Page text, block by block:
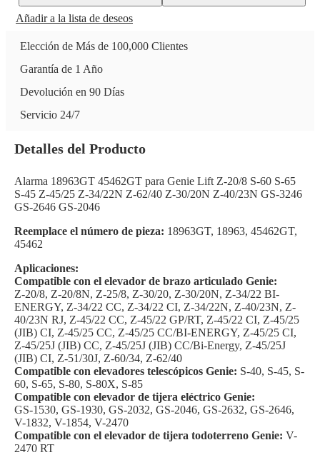
Añadir a la lista de deseos
Elección de Más de 100,000 Clientes
Garantía de 1 Año
Devolución en 90 Días
Servicio 24/7
Detalles del Producto
Alarma 18963GT 45462GT para Genie Lift Z-20/8 S-60 S-65
S-45 Z-45/25 Z-34/22N Z-62/40 Z-30/20N Z-40/23N GS-3246
GS-2646 GS-2046
Reemplace el número de pieza: 18963GT, 18963, 45462GT,
45462
Aplicaciones:
Compatible con el elevador de brazo articulado Genie:
Z-20/8, Z-20/8N, Z-25/8, Z-30/20, Z-30/20N, Z-34/22 BI-
ENERGY, Z-34/22 CC, Z-34/22 CI, Z-34/22N, Z-40/23N, Z-
40/23N RJ, Z-45/22 CC, Z-45/22 GP/RT, Z-45/22 CI, Z-45/25
(JIB) CI, Z-45/25 CC, Z-45/25 CC/BI-ENERGY, Z-45/25 CI,
Z-45/25J (JIB) CC, Z-45/25J (JIB) CC/Bi-Energy, Z-45/25J
(JIB) CI, Z-51/30J, Z-60/34, Z-62/40
Compatible con elevadores telescópicos Genie: S-40, S-45, S-
60, S-65, S-80, S-80X, S-85
Compatible con elevador de tijera eléctrico Genie:
GS-1530, GS-1930, GS-2032, GS-2046, GS-2632, GS-2646,
V-1832, V-1854, V-2470
Compatible con el elevador de tijera todoterreno Genie: V-
2470 RT